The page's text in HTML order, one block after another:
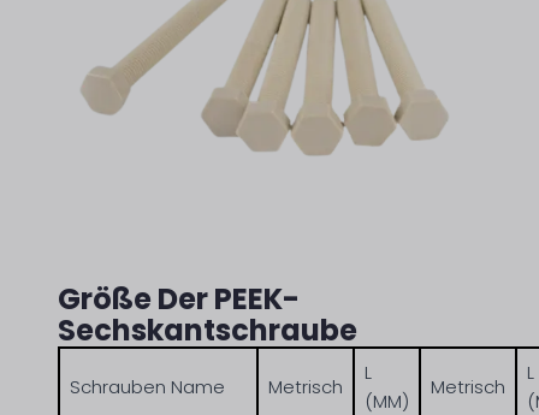
Größe Der PEEK-
Sechskantschraube
Schrauben Name Metrisch
L
(MM)
Metrisch
L